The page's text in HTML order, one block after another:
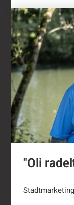
"Oli
"Oli
Stadtmarketing